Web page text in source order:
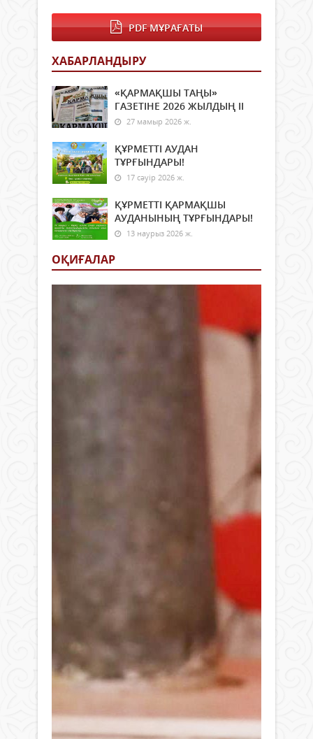
PDF МҰРАҒАТЫ
ХАБАРЛАНДЫРУ
«ҚАРМАҚШЫ ТАҢЫ»
ГАЗЕТІНЕ 2026 ЖЫЛДЫҢ ІI
27 мамыр 2026 ж.
ҚҰРМЕТТІ АУДАН
ТҰРҒЫНДАРЫ!
17 сәуір 2026 ж.
ҚҰРМЕТТІ ҚАРМАҚШЫ
АУДАНЫНЫҢ ТҰРҒЫНДАРЫ!
13 наурыз 2026 ж.
ОҚИҒАЛАР